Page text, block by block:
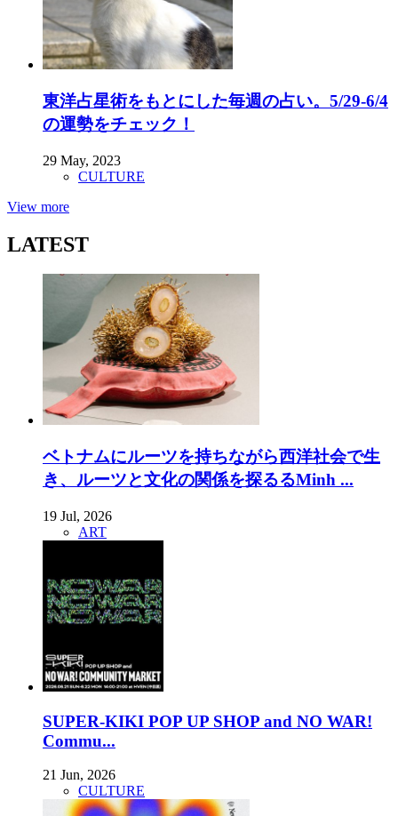
東洋占星術をもとにした毎週の占い。5/29-6/4
の運勢をチェック！
29 May, 2023
CULTURE
View more
LATEST
ベトナムにルーツを持ちながら西洋社会で生
き、ルーツと文化の関係を探るるMinh ...
19 Jul, 2026
ART
SUPER-KIKI POP UP SHOP and NO WAR!
Commu...
21 Jun, 2026
CULTURE